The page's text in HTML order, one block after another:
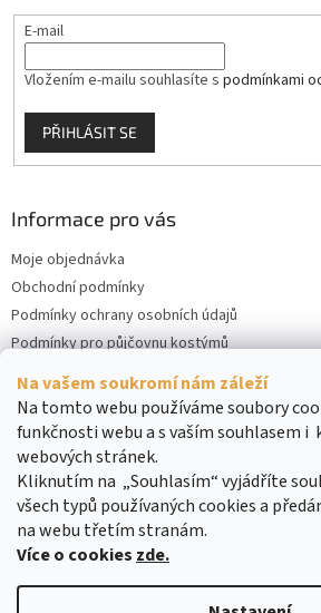
Na vašem soukromí nám záleží
Na tomto webu používáme soubory
funkčnosti webu a s vaším souhlasem i
webových stránek.
Kliknutím na „Souhlasím“ vyjádříte
všech typů používaných cookies a
na webu třetím stranám.
Více o cookies zde.
E-mail
Vložením e-mailu souhlasíte s podmínkami
PŘIHLÁSIT SE
Informace pro vás
Moje objednávka
Obchodní podmínky
Podmínky ochrany osobních údajů
Podmínky pro půjčovnu kostýmů
Kontakty
Cookies